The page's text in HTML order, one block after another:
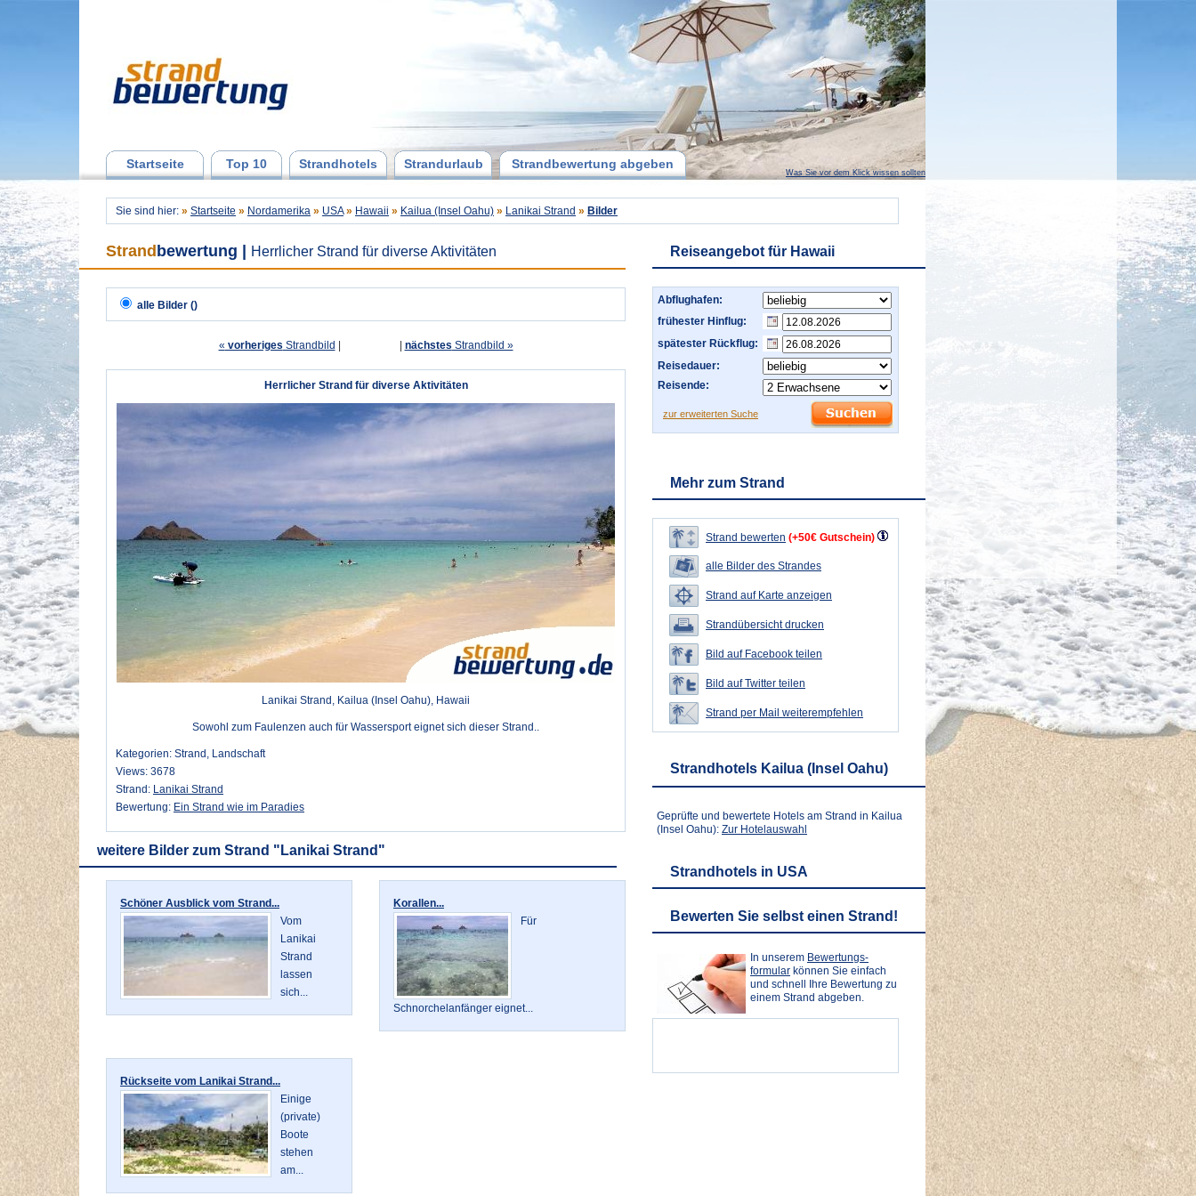
Startseite Top 10 Strandhotels Strandurlaub Strandbewertung abgeben
Was Sie vor dem Klick wissen sollten
Sie sind hier: » Startseite » Nordamerika » USA » Hawaii » Kailua (Insel Oahu) » Lanikai Strand » Bilder
Strand bewertung Herrlicher Strand für diverse Aktivitäten
alle Bilder ()
« vorheriges Strandbild nächstes Strandbild »
Herrlicher Strand für diverse Aktivitäten
Lanikai Strand, Kailua (Insel Oahu), Hawaii
Sowohl zum Faulenzen auch für Wassersport eignet sich dieser Strand..
Kategorien: Strand, Landschaft
Views: 3678
Strand: Lanikai Strand
Bewertung: Ein Strand wie im Paradies
weitere Bilder zum Strand "Lanikai Strand"
Schöner Ausblick vom Strand...
Vom
Lanikai
Strand
lassen
sich...
Korallen...
Für
Schnorchelanfänger eignet...
Rückseite vom Lanikai Strand...
Einige
(private)
Boote
stehen
am...
Reiseangebot für Hawaii
Abflughafen:
frühester Hinflug:
spätester Rückflug:
Reisedauer:
Reisende:
zur erweiterten Suche
Mehr zum Strand
Strand bewerten (+50€ Gutschein)
alle Bilder des Strandes
Strand auf Karte anzeigen
Strandübersicht drucken
Bild auf Facebook teilen
Bild auf Twitter teilen
Strand per Mail weiterempfehlen
Strandhotels Kailua (Insel Oahu)
Geprüfte und bewertete Hotels am Strand in Kailua
(Insel Oahu): Zur Hotelauswahl
Strandhotels in USA
Bewerten Sie selbst einen Strand!
In unserem Bewertungs-
formular können Sie einfach
und schnell Ihre Bewertung zu
einem Strand abgeben.